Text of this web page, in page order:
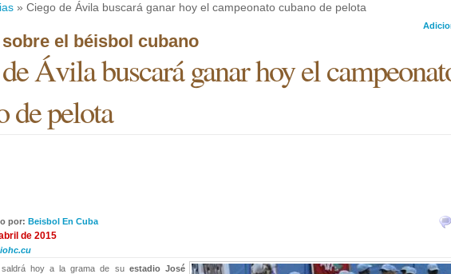
» Ciego de Ávila buscará ganar hoy el campeonato cubano de pelota
el béisbol cubano
Ávila buscará ganar hoy el
de pelota
por: Beisbol En Cuba
de 2015
saldrá hoy a la grama de su estadio José